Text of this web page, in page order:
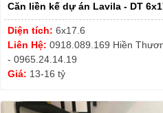
Căn liền kế dự án Lavila - DT
Diện tích: 6x17.6
Liên Hệ: 0918.089.169 Hiền
- 0965.24.14.19
Giá: 13-16 tỷ